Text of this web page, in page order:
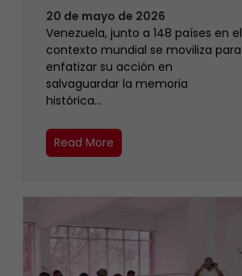
20 de mayo de 2026
Venezuela, junto a 148 países en el
contexto mundial se moviliza para
enfatizar su acción en
salvaguardar la memoria
histórica…
Read More